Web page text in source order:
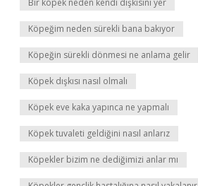
Bir köpek neden kendi dışkısını yer
Köpeğim neden sürekli bana bakıyor
Köpeğin sürekli dönmesi ne anlama gelir
Köpek dışkısı nasıl olmalı
Köpek eve kaka yapınca ne yapmalı
Köpek tuvaleti geldiğini nasıl anlarız
Köpekler bizim ne dediğimizi anlar mı